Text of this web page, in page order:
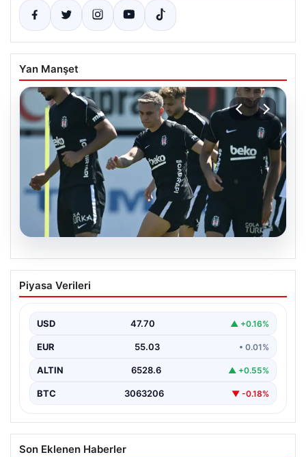
Yan Manşet
05.08.2026
Kılıçdaroğlu: Hesap sormaktan ve
vermekten çekinmeyiz
başlangıcını ilan eden Cumhuriyet Halk Partisi (CHP)
Genel…
Piyasa Verileri
USD 47.70 ▲ +0.16%
EUR 55.03 • 0.01%
ALTIN 6528.6 ▲ +0.55%
BTC 3063206 ▼ -0.18%
Son Eklenen Haberler